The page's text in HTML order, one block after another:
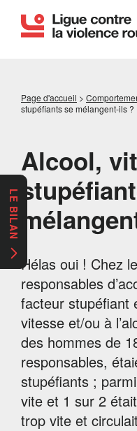
Page d'accueil >
stupéfiants se mélangent-ils ?
Alcool,
Hélas oui ! Chez
responsables
facteur stupéfiant
vitesse et/ou à
des hommes de
responsables,
stupéfiants ;
vite et 1 sur 2
trop vite et
LE BILAN